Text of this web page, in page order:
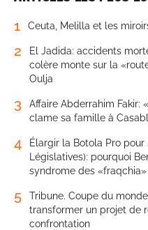
1 Ceuta, Melilla et les
2
El Jadida: accidents
colère monte sur la
Oulja
3
Affaire Abderrahim Fakir:
clame sa famille à
4
Élargir la Botola Pro
Législatives): pourquoi
syndrome des «fraqchia»
5
Tribune. Coupe du
transformer un projet de
confrontation